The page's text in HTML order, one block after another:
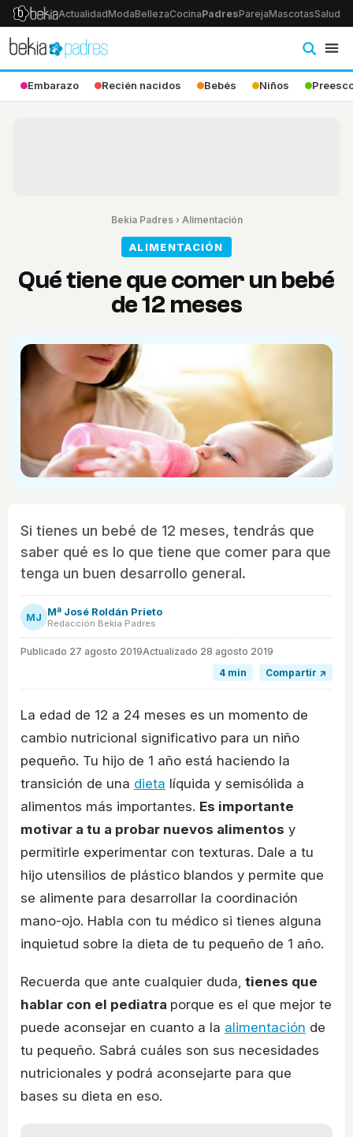
ActualidadModaBellezaCocinaPadresParejaMascotasSalud
Embarazo Recién nacidos Bebés Niños
Bekia Padres› Alimentación
ALIMENTACIÓN
Qué tiene que comer un bebé
de 12 meses
Si tienes un bebé de 12 meses, tendrás que
saber qué es lo que tiene que comer para que
tenga un buen desarrollo general.
MJ Mª José Roldán Prieto
Redacción Bekia Padres
Publicado 27 agosto 2019Actualizado 28 agosto 2019
4 min
Compartir ↗
La edad de 12 a 24 meses es un momento de
cambio nutricional significativo para un niño
pequeño. Tu hijo de 1 año está haciendo la
transición de una dieta líquida y semisólida a
alimentos más importantes. Es importante
motivar a tu a probar nuevos alimentos y
permitirle experimentar con texturas. Dale a tu
hijo utensilios de plástico blandos y permite que
se alimente para desarrollar la coordinación
mano-ojo. Habla con tu médico si tienes alguna
inquietud sobre la dieta de tu pequeño de 1 año.
Recuerda que ante cualquier duda, tienes que
hablar con el pediatra porque es el que mejor te
puede aconsejar en cuanto a la alimentación de
tu pequeño. Sabrá cuáles son sus necesidades
nutricionales y podrá aconsejarte para que
bases su dieta en eso.